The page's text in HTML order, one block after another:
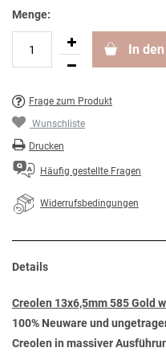
Menge:
In
Frage zum Produkt
Wunschliste
Drucken
Häufig gestellte Fragen
Widerrufsbedingungen
Details
Creolen 13x6,5mm 585 Gold
100% Neuware und
Creolen in massiver